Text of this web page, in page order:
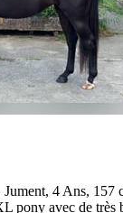
Jument, 4 Ans, 157
pony avec de très